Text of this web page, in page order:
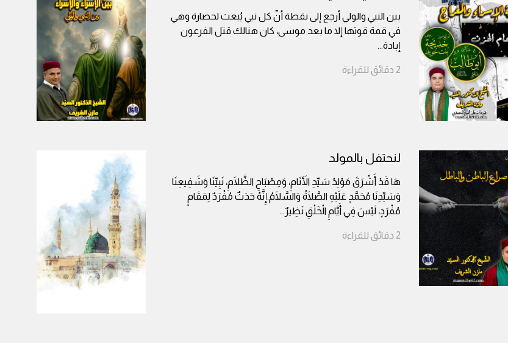
بين النبي والولي أرجع إلى نقطة أنّ كل نبي يُبعث لحضارة وهي
في قمة قوتها إلا ما بعد موسى، كان هنالك قتل الفرعون
إبادة...
2 دقائق للقراءة
لنحتفل بالمولد
هَا قَدْ أَشْرَقَ مَوْلِدُ سَيِّدِ الأَنَامِ، وَمِصْبَاحِ الظَّلَامِ، نَبِيِّنَا وَشَفِيعِنَا
وَسَيِّدِنَا مُحَمَّدٍ عَلَيْهِ الصَّلَاةُ وَالسَّلَامُ.إِنَّهُ حَدَثٌ مُفْرَدٌ لِمَقَامٍ
مُفْرَدٍ، لَيْسَ فِي أَيَّامِ الْخَلْقِ نَظِيرٌ...
2 دقائق للقراءة